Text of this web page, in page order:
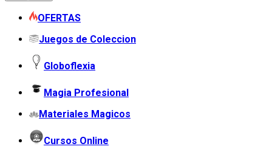
OFERTAS
Juegos de Coleccion
Globoflexia
Magia Profesional
Materiales Magicos
Cursos Online